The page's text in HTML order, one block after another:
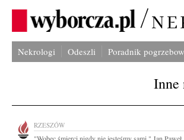
Nekrologi Odeszli Poradnik
Inne
RZESZÓW